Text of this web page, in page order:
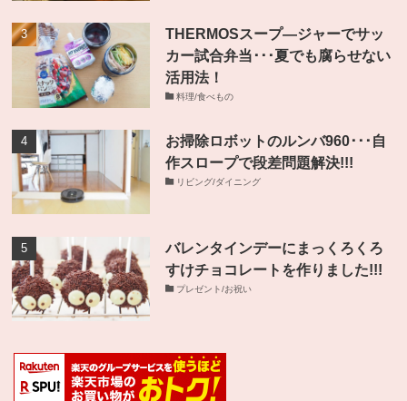
THERMOSスープ―ジャーでサッ
カー試合弁当･･･夏でも腐らせない
活用法！
料理/食べもの
お掃除ロボットのルンバ960･･･自
作スロープで段差問題解決!!!
リビング/ダイニング
バレンタインデーにまっくろくろ
すけチョコレートを作りました!!!
プレゼント/お祝い